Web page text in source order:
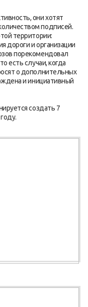
они хотят
подписей.
территории:
дороги и организации
порекомендовал
есть случаи, когда
о дополнительных
и инициативный
создать 7